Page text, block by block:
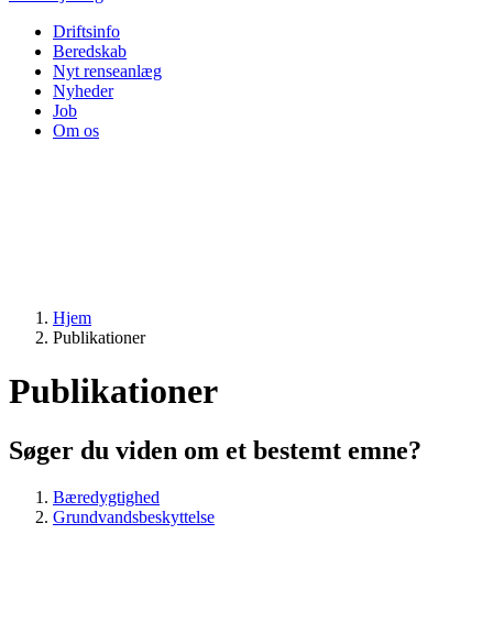
Driftsinfo
Beredskab
Nyt renseanlæg
Nyheder
Job
Om os
Hjem
Publikationer
Publikationer
Søger du viden om et bestemt emne?
Bæredygtighed
Grundvandsbeskyttelse